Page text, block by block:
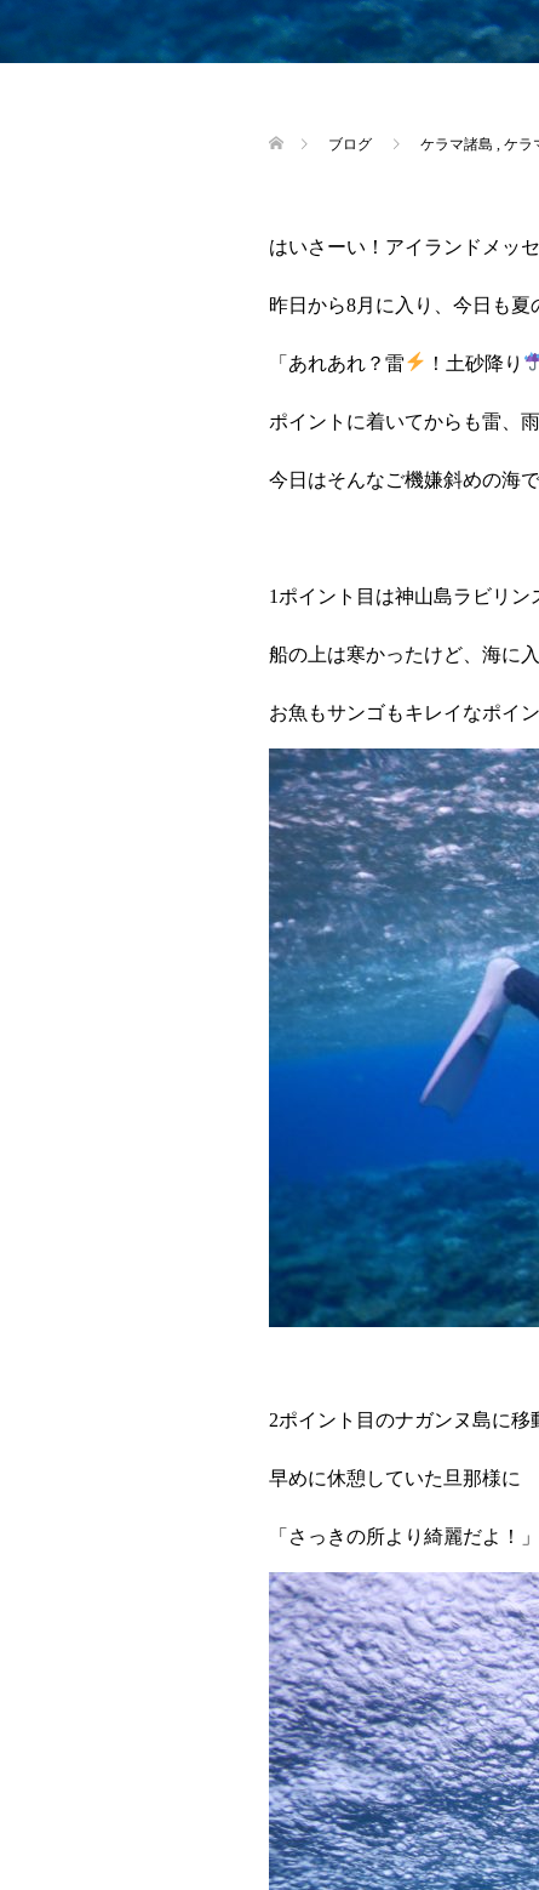
ブログ ケラマ諸島 ケラ
はいさーい！アイランドメッ
昨日から8月に入り、今日も夏
「あれあれ？雷 ！土砂降り
ポイントに着いてからも雷、
今日はそんなご機嫌斜めの海
1ポイント目は神山島ラビリン
船の上は寒かったけど、海に
お魚もサンゴもキレイなポイ
2ポイント目のナガンヌ島に移
早めに休憩していた旦那様に
「さっきの所より綺麗だよ！